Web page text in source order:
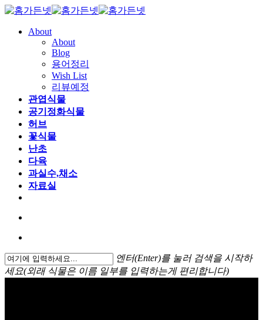
About
About
Blog
용어정리
Wish List
리뷰예정
관엽식물
공기정화식물
허브
꽃식물
난초
다육
과실수,채소
자료실
엔터(Enter)를 눌러 검색을 시작하
세요(외래 식물은 이름 일부를 입력하는게 편리합니다)